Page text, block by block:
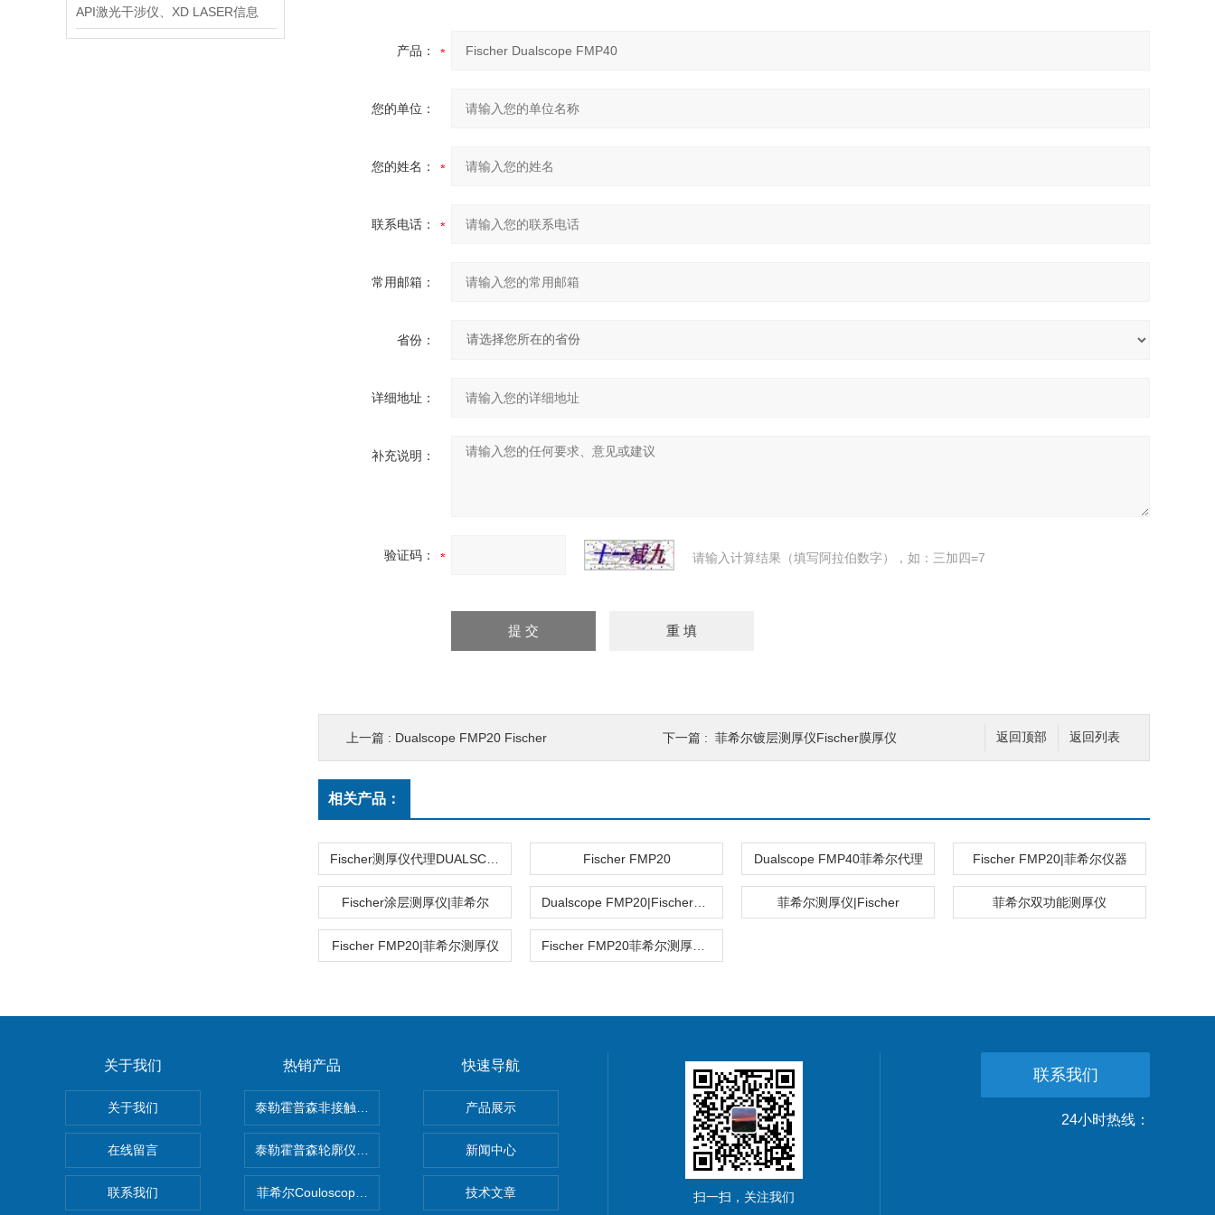
API激光干涉仪、XD LASER信息
产品：
您的单位：
您的姓名：
联系电话：
常用邮箱：
省份：
详细地址：
补充说明：
验证码： 请输入计算结果（填写阿拉伯数字），如：三加四=7
返回列表
返回顶部
上一篇 : Dualscope FMP20 Fischer 下一篇 : 菲希尔镀层测厚仪Fischer膜厚仪
相关产品：
Fischer FMP20 Dualscope FMP40菲希尔代理 Fischer FMP20|菲希尔仪器
Fischer涂层测厚仪|菲希尔 菲希尔测厚仪|Fischer 菲希尔双功能测厚仪
Fischer FMP20|菲希尔测厚仪
关于我们
关于我们
在线留言
联系我们
热销产品
泰勒霍普森非接触式轮廓仪LUPHOScan 850 HD
泰勒霍普森轮廓仪|TAYLOR HOBSON
菲希尔Couloscope CMS2电解法测厚仪
快速导航
产品展示
新闻中心
技术文章 扫一扫，关注我们
联系我们
24小时热线：